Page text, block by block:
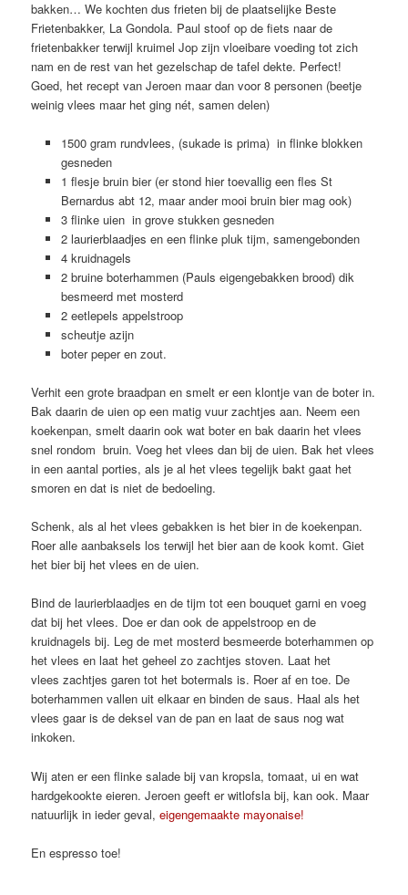
bakken… We kochten dus frieten bij de plaatselijke Beste
Frietenbakker, La Gondola. Paul stoof op de fiets naar de
frietenbakker terwijl kruimel Jop zijn vloeibare voeding tot zich
nam en de rest van het gezelschap de tafel dekte. Perfect!
Goed, het recept van Jeroen maar dan voor 8 personen (beetje
weinig vlees maar het ging nét, samen delen)
1500 gram rundvlees, (sukade is prima) in flinke blokken
gesneden
1 flesje bruin bier (er stond hier toevallig een fles St
Bernardus abt 12, maar ander mooi bruin bier mag ook)
3 flinke uien in grove stukken gesneden
2 laurierblaadjes en een flinke pluk tijm, samengebonden
4 kruidnagels
2 bruine boterhammen (Pauls eigengebakken brood) dik
besmeerd met mosterd
2 eetlepels appelstroop
scheutje azijn
boter peper en zout.
Verhit een grote braadpan en smelt er een klontje van de boter in.
Bak daarin de uien op een matig vuur zachtjes aan. Neem een
koekenpan, smelt daarin ook wat boter en bak daarin het vlees
snel rondom bruin. Voeg het vlees dan bij de uien. Bak het vlees
in een aantal porties, als je al het vlees tegelijk bakt gaat het
smoren en dat is niet de bedoeling.
Schenk, als al het vlees gebakken is het bier in de koekenpan.
Roer alle aanbaksels los terwijl het bier aan de kook komt. Giet
het bier bij het vlees en de uien.
Bind de laurierblaadjes en de tijm tot een bouquet garni en voeg
dat bij het vlees. Doe er dan ook de appelstroop en de
kruidnagels bij. Leg de met mosterd besmeerde boterhammen op
het vlees en laat het geheel zo zachtjes stoven. Laat het
vlees zachtjes garen tot het botermals is. Roer af en toe. De
boterhammen vallen uit elkaar en binden de saus. Haal als het
vlees gaar is de deksel van de pan en laat de saus nog wat
inkoken.
Wij aten er een flinke salade bij van kropsla, tomaat, ui en wat
hardgekookte eieren. Jeroen geeft er witlofsla bij, kan ook. Maar
natuurlijk in ieder geval,eigengemaakte mayonaise!
En espresso toe!